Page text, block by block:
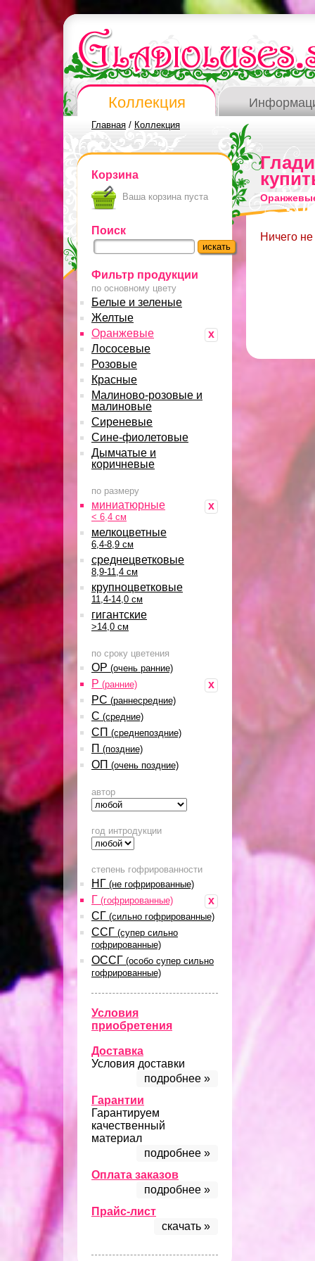
Коллекция
Главная / Коллекция
Корзина
Ваша корзина пуста
Поиск
Фильтр продукции
по основному цвету
Белые и зеленые
Желтые
x
Оранжевые
Лососевые
Розовые
Красные
Малиново-розовые и
малиновые
Сиреневые
Сине-фиолетовые
Дымчатые и
коричневые
по размеру
x
миниатюрные
< 6,4 см
мелкоцветные
6,4-8,9 см
среднецветковые
8,9-11,4 см
крупноцветковые
11,4-14,0 см
гигантские
>14,0 см
по сроку цветения
ОР (очень ранние)
x
Р (ранние)
РС (раннесредние)
С (средние)
СП (среднепоздние)
П (поздние)
ОП (очень поздние)
автор
год интродукции
степень гофрированности
НГ (не гофрированные)
x
Г (гофрированные)
СГ (сильно гофрированные)
ССГ (супер сильно
гофрированные)
ОССГ (особо супер сильно
гофрированные)
Условия
приобретения
Доставка
Условия доставки
подробнее »
Гарантии
Гарантируем
качественный
материал
подробнее »
Оплата заказов
подробнее »
Прайс-лист
скачать »
Ничего